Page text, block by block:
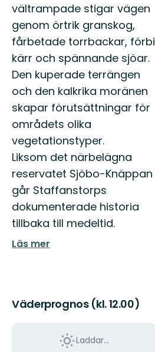
vältrampade stigar vägen
genom örtrik granskog,
fårbetade torrbackar, förbi
kärr och spännande sjöar.
Den kuperade terrängen
och den kalkrika moränen
skapar förutsättningar för
områdets olika
vegetationstyper.
Liksom det närbelägna
reservatet Sjöbo-Knäppan
går Staffanstorps
dokumenterade historia
tillbaka till medeltid.
Läs mer
Väderprognos (kl. 12.00)
Laddar...